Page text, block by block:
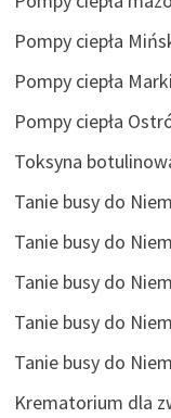
Pompy ciepła
Pompy ciepła Marki
Pompy ciepła
Toksyna
Tanie busy do
Tanie busy do
Tanie busy do
Tanie busy do
Tanie busy do
Krematorium dla